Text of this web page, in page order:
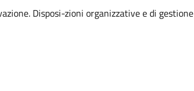
Disposi-zioni organizzative e di gestione